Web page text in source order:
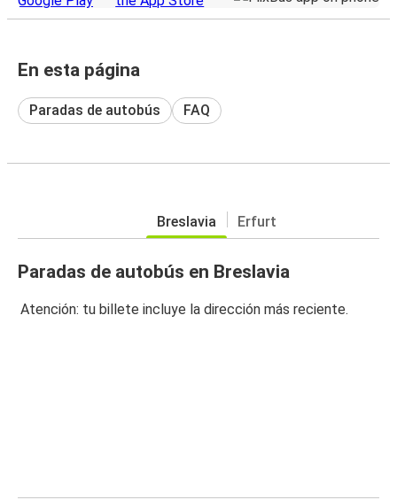
En esta página
Paradas de autobús FAQ
Breslavia Erfurt
Paradas de autobús en Breslavia
Atención: tu billete incluye la dirección más reciente.